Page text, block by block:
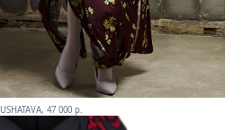
USHATAVA, 47 000 p.